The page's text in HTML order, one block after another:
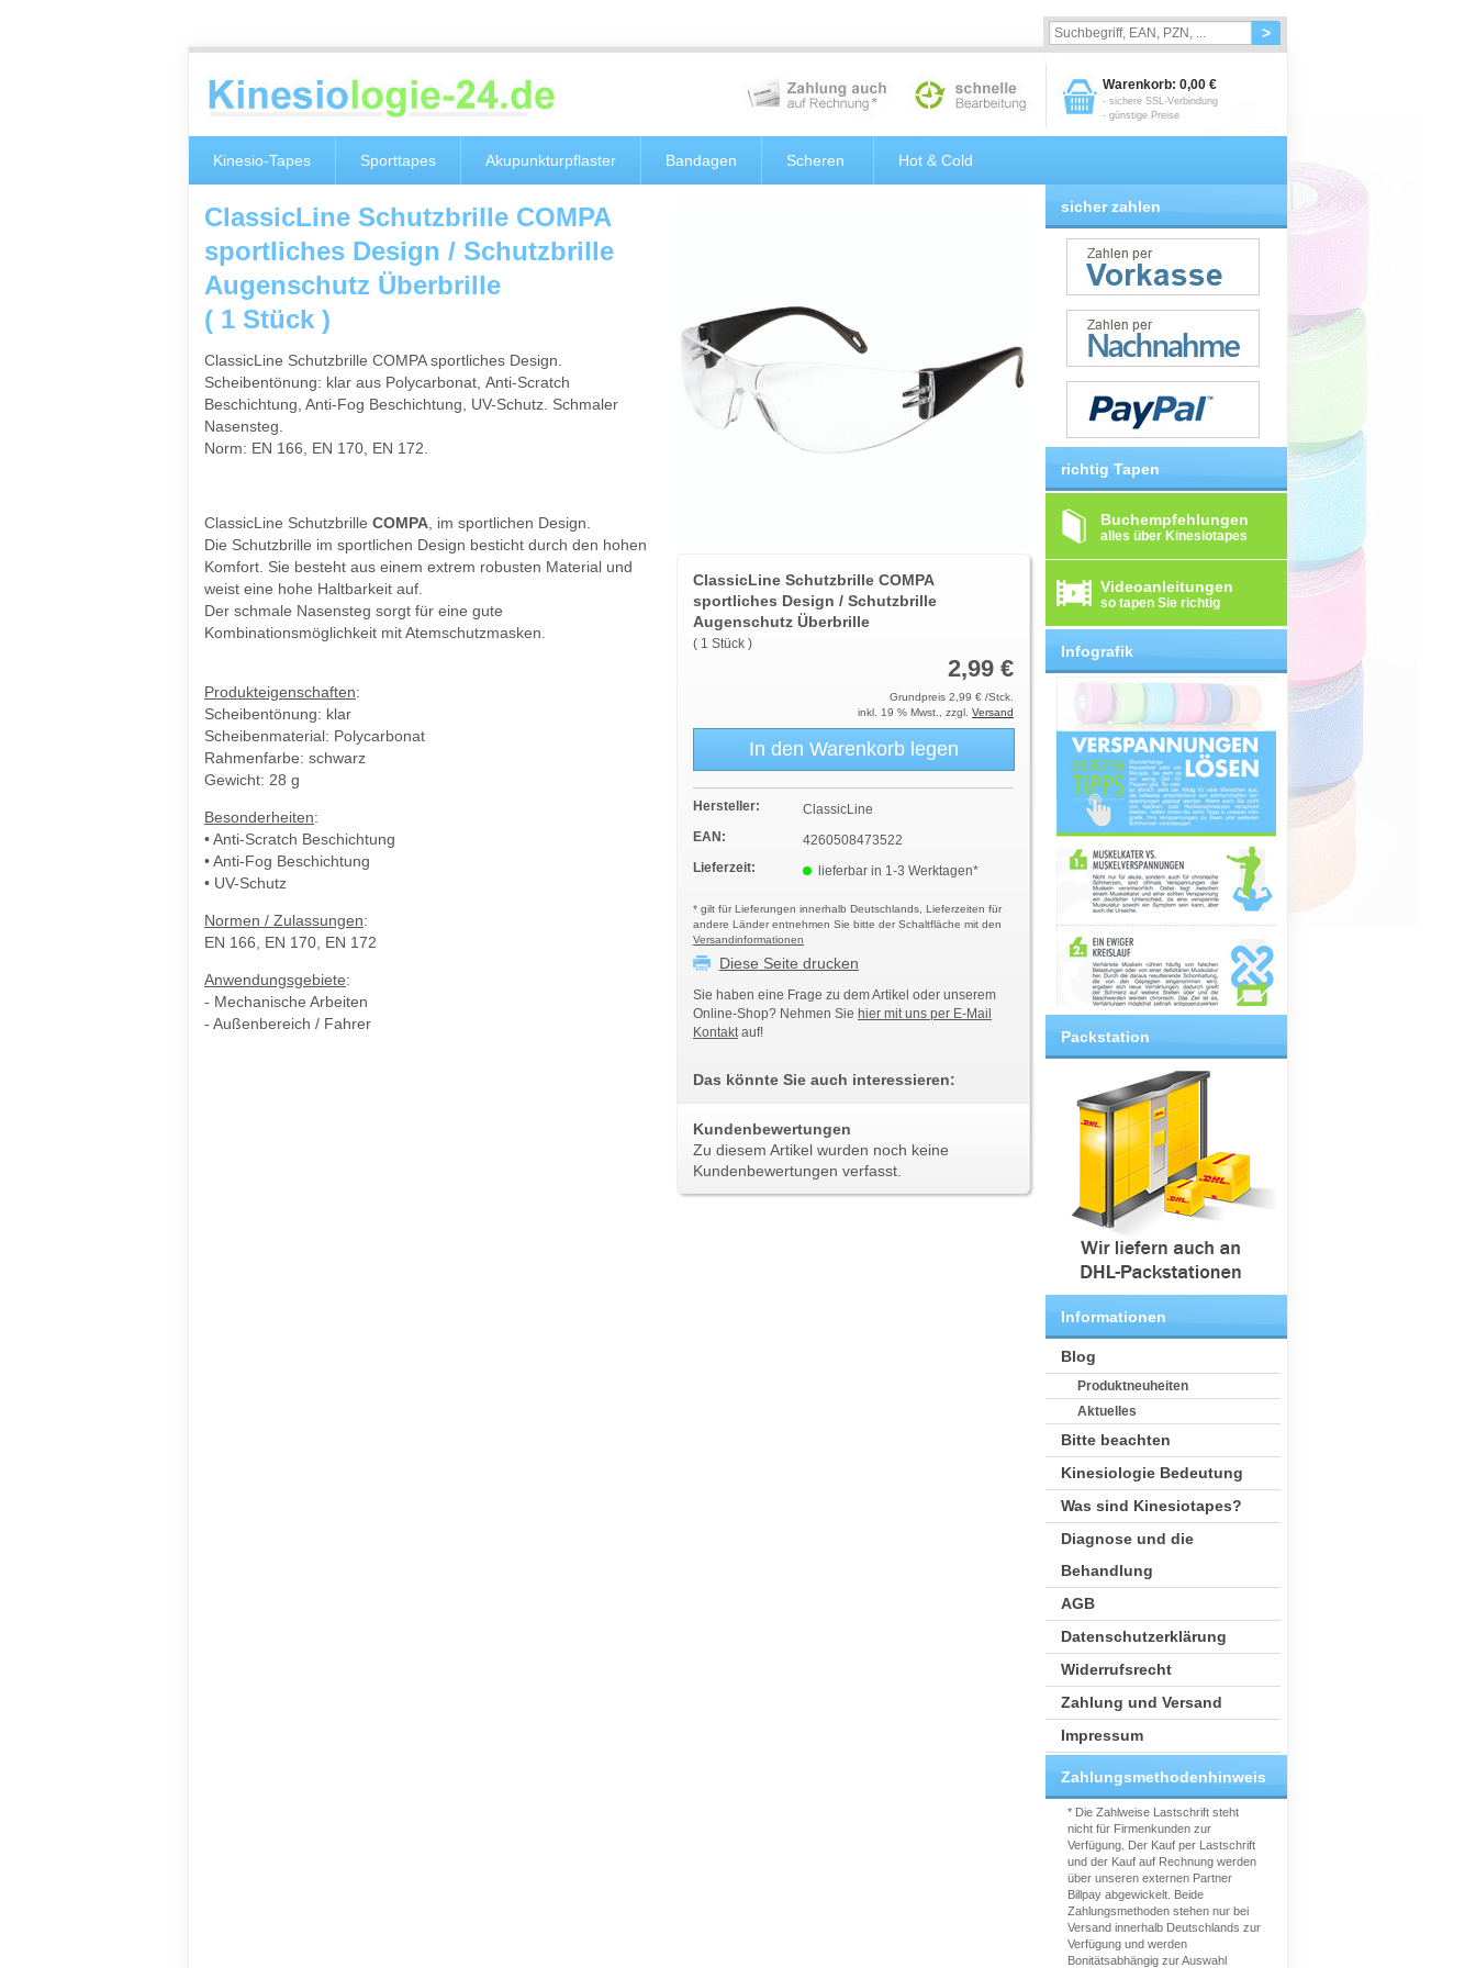
>
Warenkorb: 0,00 €
- sichere SSL-Verbindung
- günstige Preise
Kinesio-Tapes Sporttapes Akupunkturpflaster Bandagen Scheren Hot & Cold
ClassicLine Schutzbrille COMPA
sportliches Design / Schutzbrille
Augenschutz Überbrille
( 1 Stück )
ClassicLine Schutzbrille COMPA sportliches Design.
Scheibentönung: klar aus Polycarbonat, Anti-Scratch
Beschichtung, Anti-Fog Beschichtung, UV-Schutz. Schmaler
Nasensteg.
Norm: EN 166, EN 170, EN 172.
ClassicLine Schutzbrille COMPA , im sportlichen Design.
Die Schutzbrille im sportlichen Design besticht durch den hohen
Komfort. Sie besteht aus einem extrem robusten Material und
weist eine hohe Haltbarkeit auf.
Der schmale Nasensteg sorgt für eine gute
Kombinationsmöglichkeit mit Atemschutzmasken.
Produkteigenschaften:
Scheibentönung: klar
Scheibenmaterial: Polycarbonat
Rahmenfarbe: schwarz
Gewicht: 28 g
Besonderheiten:
• Anti-Scratch Beschichtung
• Anti-Fog Beschichtung
• UV-Schutz
Normen / Zulassungen:
EN 166, EN 170, EN 172
Anwendungsgebiete:
- Mechanische Arbeiten
- Außenbereich / Fahrer
ClassicLine Schutzbrille COMPA
sportliches Design / Schutzbrille
Augenschutz Überbrille
( 1 Stück )
2,99 €
Grundpreis 2,99 € /Stck.
inkl. 19 % Mwst., zzgl. Versand
In den Warenkorb legen
Hersteller:
ClassicLine
EAN:
4260508473522
Lieferzeit:
lieferbar in 1-3 Werktagen*
* gilt für Lieferungen innerhalb Deutschlands, Lieferzeiten für
andere Länder entnehmen Sie bitte der Schaltfläche mit den
Versandinformationen
Diese Seite drucken
Sie haben eine Frage zu dem Artikel oder unserem
Online-Shop? Nehmen Sie hier mit uns per E-Mail
Kontaktauf!
Das könnte Sie auch interessieren:
Kundenbewertungen
Zu diesem Artikel wurden noch keine
Kundenbewertungen verfasst.
sicher zahlen
richtig Tapen
Buchempfehlungen
alles über Kinesiotapes
Videoanleitungen
so tapen Sie richtig
Infografik
Packstation
Informationen
Blog
Produktneuheiten
Aktuelles
Bitte beachten
Kinesiologie Bedeutung
Was sind Kinesiotapes?
Diagnose und die
Behandlung
AGB
Datenschutzerklärung
Widerrufsrecht
Zahlung und Versand
Impressum
Zahlungsmethodenhinweis
* Die Zahlweise Lastschrift steht
nicht für Firmenkunden zur
Verfügung. Der Kauf per Lastschrift
und der Kauf auf Rechnung werden
über unseren externen Partner
Billpay abgewickelt. Beide
Zahlungsmethoden stehen nur bei
Versand innerhalb Deutschlands zur
Verfügung und werden
Bonitätsabhängig zur Auswahl